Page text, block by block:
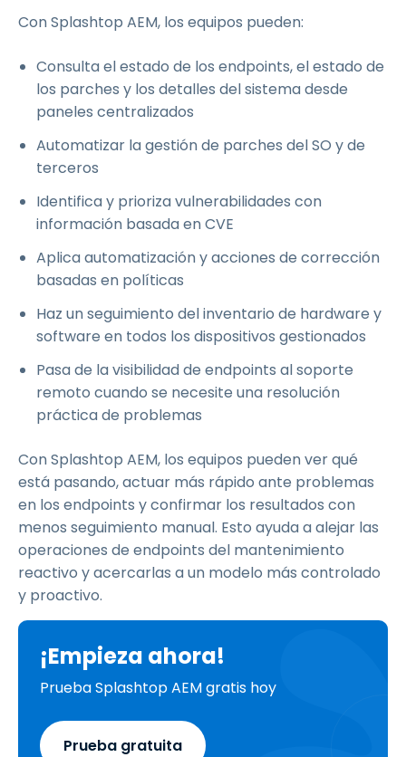
Con Splashtop AEM, los equipos pueden:
Consulta el estado de los endpoints, el estado de
los parches y los detalles del sistema desde
paneles centralizados
Automatizar la gestión de parches del SO y de
terceros
Identifica y prioriza vulnerabilidades con
información basada en CVE
Aplica automatización y acciones de corrección
basadas en políticas
Haz un seguimiento del inventario de hardware y
software en todos los dispositivos gestionados
Pasa de la visibilidad de endpoints al soporte
remoto cuando se necesite una resolución
práctica de problemas
Con Splashtop AEM, los equipos pueden ver qué
está pasando, actuar más rápido ante problemas
en los endpoints y confirmar los resultados con
menos seguimiento manual. Esto ayuda a alejar las
operaciones de endpoints del mantenimiento
reactivo y acercarlas a un modelo más controlado
y proactivo.
¡Empieza ahora!
Prueba Splashtop AEM gratis hoy
Prueba gratuita